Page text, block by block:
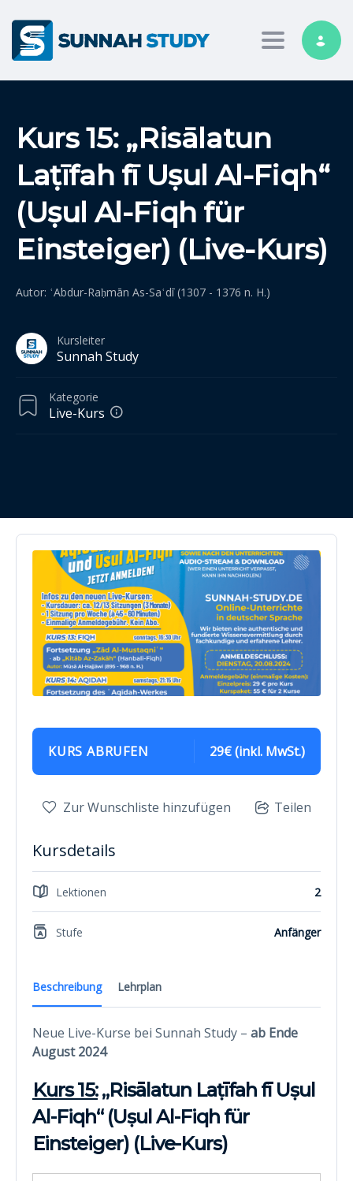
Toggle
Kurs 15: „Risālatun
Laṭīfah fī Uṣul Al-Fiqh“
(Uṣul Al-Fiqh für
Einsteiger) (Live-Kurs)
Autor: ʿAbdur-Raḥmān As-Saʿdī (1307 - 1376 n. H.)
Kursleiter
Sunnah Study
Kategorie
Live-Kurs
Beschreibung Lehrplan
Neue Live-Kurse bei Sunnah Study – ab Ende
August 2024
Kurs 15:„Risālatun Laṭīfah fī Uṣul
Al-Fiqh“ (Uṣul Al-Fiqh für
Einsteiger) (Live-Kurs)
KURS ABRUFEN 29€ (inkl. MwSt.)
Zur Wunschliste hinzufügen Teilen
Kursdetails
Lektionen 2
Stufe Anfänger